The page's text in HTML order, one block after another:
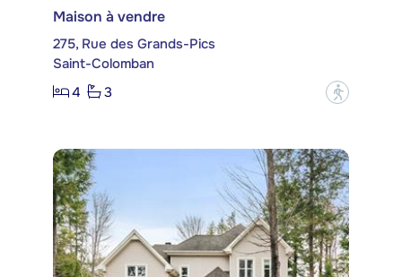
Maison à vendre
275, Rue des Grands-Pics
Saint-Colomban
4
3 ?